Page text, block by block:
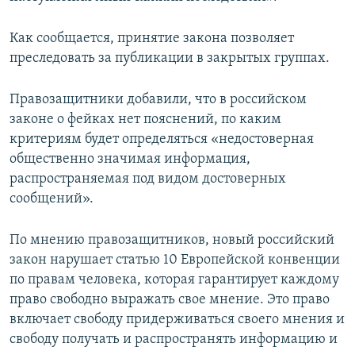
Как сообщается, принятие закона позволяет
преследовать за публикации в закрытых группах.
Правозащитники добавили, что в российском
законе о фейках нет пояснений, по каким
критериям будет определяться «недостоверная
общественно значимая информация,
распространяемая под видом достоверных
сообщений».
По мнению правозащитников, новый российский
закон нарушает статью 10 Европейской конвенции
по правам человека, которая гарантирует каждому
право свободно выражать свое мнение. Это право
включает свободу придерживаться своего мнения и
свободу получать и распространять информацию и